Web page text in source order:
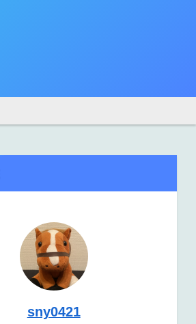
sny0421